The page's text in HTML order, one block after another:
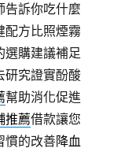
告訴你吃什麼
配方比照煙霧
選購建議補足
研究證實酚酸
幫助消化促進
推薦借款讓您
慣的改善降血